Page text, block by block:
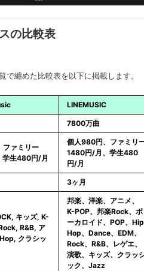
の比較表
で纏めた比較表を以下に掲載します。
LINEMUSIC
7800万曲
ァミリー
生480円/月
個人980円、ファミリ
1480円/月、学生480
円/月
3ヶ月
キッズ, K-
R&B, ア
クラシッ
邦楽、洋楽、アニメ、
K-POP、邦楽Rock、ボ
ーカロイド、POP、Hip
Hop、Dance、EDM、
Rock、R&B、レゲエ、
演歌、キッズ、クラッ
ック、Jazz